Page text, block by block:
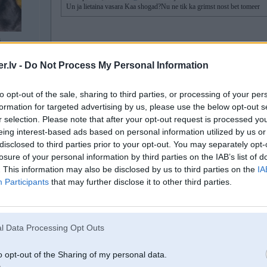
- Do Not Process My Personal Information
opt-out of the sale, sharing to third parties, or processing of your
for targeted advertising by us, please use the below opt-out
selection. Please note that after your opt-out request is processed
interest-based ads based on personal information utilized by us
to third parties prior to your opt-out. You may separately
of your personal information by third parties on the IAB’s list of
This information may also be disclosed by us to third parties on the
Participants that may further disclose it to other third parties.
Data Processing Opt Outs
opt-out of the Sharing of my personal data.
Un ja lietaina vasara Kaa shogad?Nu ne tik ka grimst nost bet tomeer
Slapja zāle galīgi nav problēma. Esmu arī bērnus ragavās ar viņu vilcis pa
panna, bet nu ātruma ziņā jaudas pietiek, man ir tā ka pilnā ātrumā tikai
diezgan pampakains palicis. Tad kurmis kkur bijis, tad vēl kkas - tāpat
Tev jau bija 656cc brigga v-twins. Un tas ir riktīgs bonuss. Šobrīd pārsvarā
nevar sagremot šis vasaras trekno zāli.
Ja arkas atļauj, tu vari iestīvēt nedaudz lielākus riteņus. Es tā izdarīju savam
[ Šo ziņu laboja Modrs, 22 Sep 2025, 21:50:24 ]
22. Sep 2025, 22:08
Es šo vasaru pārsvarā pļāvu ar divdesmitgadīgu John Deere Z717, izņemot
hidromotori, kuri nāk līdz pat 9sērijas džoņiem, un hydro gear sūkņi un
panna dziļā ar augstajām rumbām un nažiem šveilera svarā. Piesitot ar
malās. Ārkārtīgi ātrs. Upreidoju ar lielākiem riteņiem, kur šobrīd ir 0,3bar